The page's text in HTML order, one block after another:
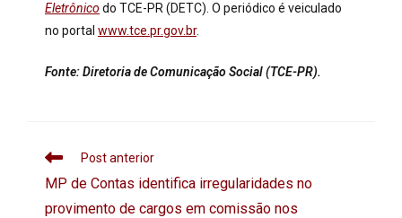
Eletrônico do TCE-PR (DETC). O periódico é veiculado
no portal www.tce.pr.gov.br.
Fonte: Diretoria de Comunicação Social (TCE-PR).
Post anterior
MP de Contas identifica irregularidades no
provimento de cargos em comissão nos